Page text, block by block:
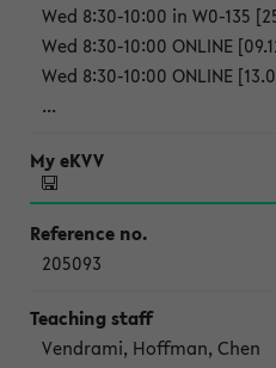
Wed 8:30-10:00 in W0-135
Wed 8:30-10:00 ONLINE
Wed 8:30-10:00 ONLINE
...
205093
Vendrami, Hoffman, Chen